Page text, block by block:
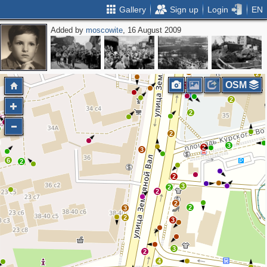
Gallery Sign up Login EN
Added bymoscowite, 16 August 2009
6
6
2
3
2
3
3
2
4
3
2
2
3
2
2
2
2
3
2
3
2
2
2
3
3
2
2
6
2
2
OSM